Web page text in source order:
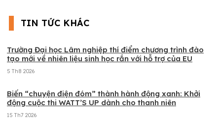
TIN TỨC KHÁC
Trường Đại học Lâm nghiệp thí điểm chương trình đào
tạo mới về nhiên liệu sinh học rắn với hỗ trợ của EU
5 Th8 2026
Biến “chuyện điện đóm” thành hành động xanh: Khởi
động cuộc thi WATT’S UP dành cho thanh niên
15 Th7 2026